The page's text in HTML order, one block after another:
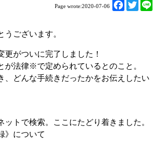
Page wrote:2020-07-06
F
o
o
T
r
ございます。
がついに完了しました！
が法律※で定められているとのこと。
どんな手続きだったかをお伝えしたい
トで検索。ここにたどり着きました。
》について